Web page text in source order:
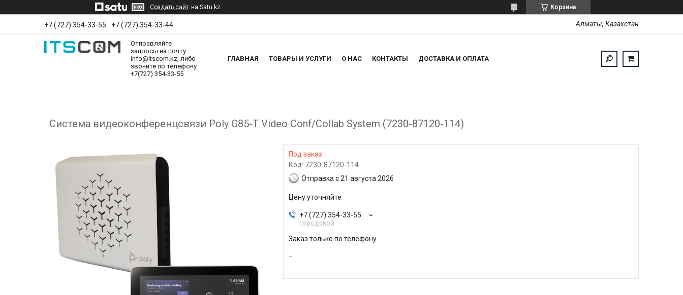
Создать сайт на Satu.kz Корзина
+7 (727) 354-33-55 +7 (727) 354-33-44 Алматы, Казахстан
Отправляйте
запросы на почту:
info@itscom.kz, либо
звоните по телефону
+7(727) 354-33-55
ГЛАВНАЯ ТОВАРЫ И УСЛУГИ О НАС КОНТАКТЫ ДОСТАВКА И ОПЛАТА
Система видеоконференцсвязи Poly G85-T Video Conf/Collab System (7230-87120-114)
Под заказ
Код: 7230-87120-114
Отправка с 21 августа 2026
Цену уточняйте
+7 (727) 354-33-55
городской
Заказ только по телефону